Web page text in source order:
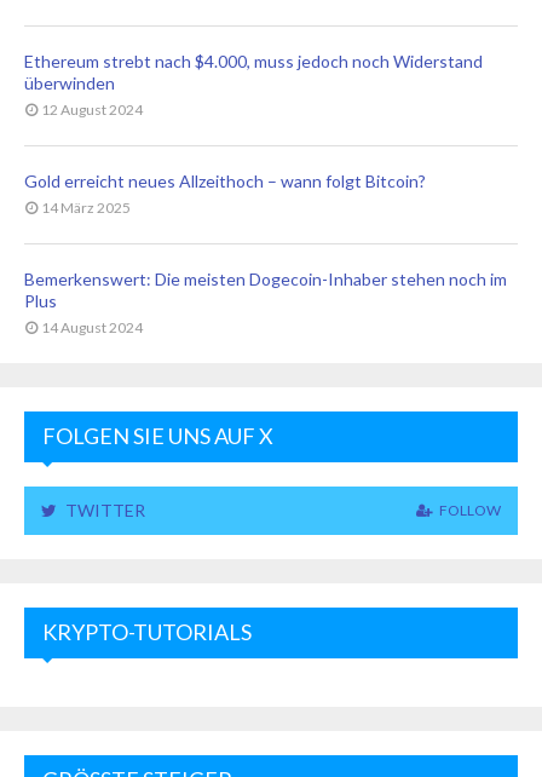
Ethereum strebt nach $4.000, muss jedoch noch Widerstand
überwinden
12 August 2024
Gold erreicht neues Allzeithoch – wann folgt Bitcoin?
14 März 2025
Bemerkenswert: Die meisten Dogecoin-Inhaber stehen noch im
Plus
14 August 2024
FOLGEN SIE UNS AUF X
TWITTER FOLLOW
KRYPTO-TUTORIALS